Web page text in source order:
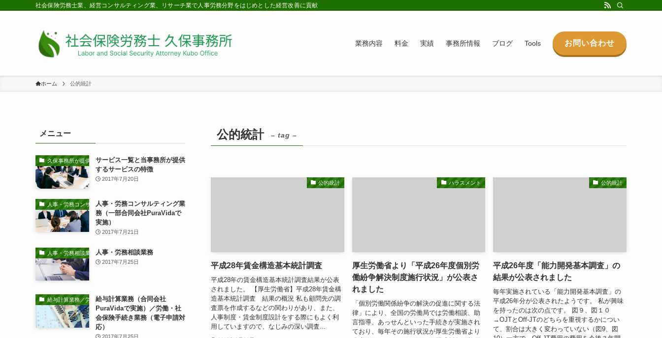
社会保険労務士業、経営コンサルティング業、リサーチ業で人事労務分野をはじめとした経営改善に貢献
業務内容 料金 実績 事務所情報 ブログ Tools お問い合わせ
ホーム 公的統計
公的統計 – tag –
公的統計
平成28年賃金構造基本統計調査
平成28年の賃金構造基本統計調査結果が公表
されました。 【厚生労働省】平成28年賃金構
造基本統計調査 結果の概況 私も顧問先の調
査票を作成するなどの関わりがあり、また、
人事制度・賃金制度設計をする際にもよく利
用していますので、なじみの深い調査...
ハラスメント
厚生労働省より「平成26年度個別労
働紛争解決制度施行状況」が公表さ
れました
「個別労働関係紛争の解決の促進に関する法
律」により、全国の労働局では労働相談、助
言指導、あっせんといった手続きが実施され
ており、毎年その施行状況が厚生労働省より
公的統計
平成26年度「能力開発基本調査」の
結果が公表されました
毎年実施されている「能力開発基本調査」の
平成26年分が公表されたようです。 私が興味
を持ったのは次の点です。 図９、図１０
→OJTとOff-JTのどちらを重視するかについ
て、割合は大きく変わっていない（図9、図
メニュー
久保事務所が提供するサービスの特徴サービス一覧と当事務所が提供
するサービスの特徴
2017年7月20日
人事・労務コンサルティング業務人事・労務コンサルティング業
務（一部合同会社PuraVidaで
実施）
2017年7月21日
人事・労務相談業務 人事・労務相談業務
2017年7月25日
給与計算業務／労働・社会保険手続き業務
給与計算業務（合同会社
PuraVidaで実施）／労働・社
会保険手続き業務（電子申請対
応）
2017年7月25日